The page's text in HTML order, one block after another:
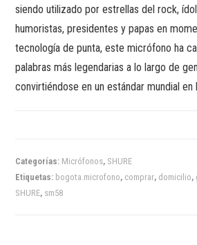
siendo utilizado por estrellas del rock,
humoristas, presidentes y papas en
tecnología de punta, este micrófono ha
palabras más legendarias a lo largo de
convirtiéndose en un estándar mundial en
Categorías: Micrófonos, SHURE
Etiquetas: bogota.microfono, comprar, domicilio,
SHURE, sm58